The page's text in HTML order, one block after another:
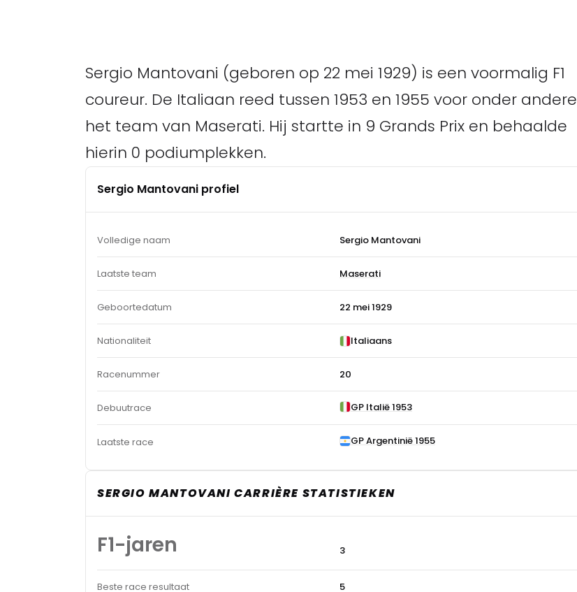
Sergio Mantovani (geboren op 22 mei 1929) is een voormalig F1
coureur. De Italiaan reed tussen 1953 en 1955 voor onder andere
het team van Maserati. Hij startte in 9 Grands Prix en behaalde
hierin 0 podiumplekken.
Sergio Mantovani profiel
Volledige naam Sergio Mantovani
Laatste team Maserati
Geboortedatum 22 mei 1929
Nationaliteit Italiaans
Racenummer 20
Debuutrace GP Italië 1953
Laatste race GP Argentinië 1955
SERGIO MANTOVANI CARRIÈRE STATISTIEKEN
F1-jaren 3
Beste race resultaat 5